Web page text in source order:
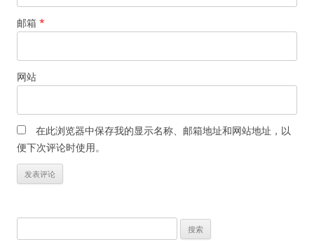
邮箱 *
网站
在此浏览器中保存我的显示名称、邮箱地址和网站地址，以
便下次评论时使用。
索：